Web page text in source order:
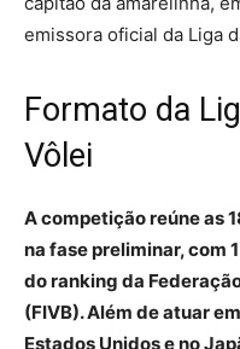
emissora oficial da Liga
Formato da
Vôlei
A competição reúne as
na fase preliminar, com
do ranking da
(FIVB). Além de atuar
Estados Unidos e no